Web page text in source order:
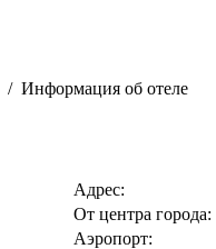
/ Информация об отеле
Адрес:
От центра города:
Аэропорт: